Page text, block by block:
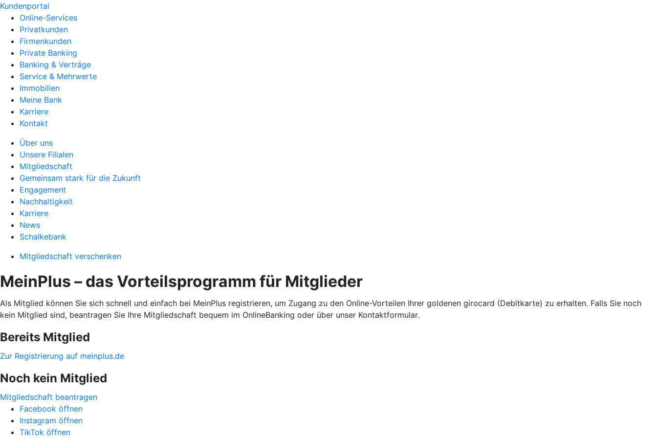
Kundenportal
Online-Services
Privatkunden
Firmenkunden
Private Banking
Banking & Verträge
Service & Mehrwerte
Immobilien
Meine Bank
Karriere
Kontakt
Über uns
Unsere Filialen
Mitgliedschaft
Gemeinsam stark für die Zukunft
Engagement
Nachhaltigkeit
Karriere
News
Schalkebank
Mitgliedschaft verschenken
MeinPlus – das Vorteilsprogramm für Mitglieder
Als Mitglied können Sie sich schnell und einfach bei MeinPlus registrieren, um Zugang zu den Online-Vorteilen Ihrer goldenen girocard (Debitkarte) zu erhalten. Falls Sie noch
kein Mitglied sind, beantragen Sie Ihre Mitgliedschaft bequem im OnlineBanking oder über unser Kontaktformular.
Bereits Mitglied
Zur Registrierung auf meinplus.de
Noch kein Mitglied
Mitgliedschaft beantragen
Facebook öffnen
Instagram öffnen
TikTok öffnen